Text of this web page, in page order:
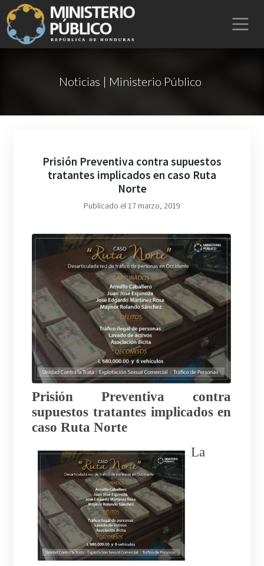
Noticias | Ministerio Público
Prisión Preventiva contra supuestos
tratantes implicados en caso Ruta
Norte
Publicado el 17 marzo, 2019
Prisión Preventiva contra
supuestos tratantes implicados en
caso Ruta Norte
La